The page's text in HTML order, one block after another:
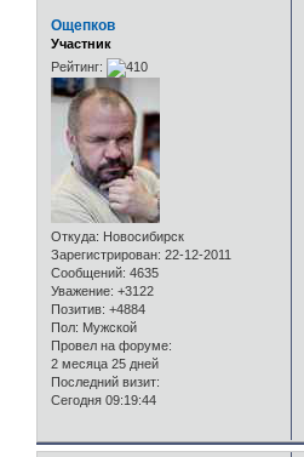
Ощепков
Участник
Рейтинг:
Откуда: Новосибирск
Зарегистрирован: 22-12-2011
Сообщений: 4635
Уважение: +3122
Позитив: +4884
Пол: Мужской
Провел на форуме:
2 месяца 25 дней
Последний визит:
Сегодня 09:19:44